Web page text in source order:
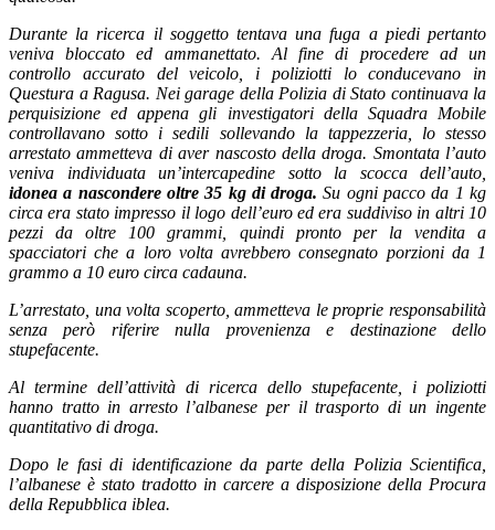
Durante la ricerca il soggetto tentava una fuga a piedi pertanto
veniva bloccato ed ammanettato. Al fine di procedere ad un
controllo accurato del veicolo, i poliziotti lo conducevano in
Questura a Ragusa. Nei garage della Polizia di Stato continuava la
perquisizione ed appena gli investigatori della Squadra Mobile
controllavano sotto i sedili sollevando la tappezzeria, lo stesso
arrestato ammetteva di aver nascosto della droga. Smontata l’auto
veniva individuata un’intercapedine sotto la scocca dell’auto,
idonea a nascondere oltre 35 kg di droga. Su ogni pacco da 1 kg
circa era stato impresso il logo dell’euro ed era suddiviso in altri 10
pezzi da oltre 100 grammi, quindi pronto per la vendita a
spacciatori che a loro volta avrebbero consegnato porzioni da 1
grammo a 10 euro circa cadauna.
L’arrestato, una volta scoperto, ammetteva le proprie responsabilità
senza però riferire nulla provenienza e destinazione dello
stupefacente.
Al termine dell’attività di ricerca dello stupefacente, i poliziotti
hanno tratto in arresto l’albanese per il trasporto di un ingente
quantitativo di droga.
Dopo le fasi di identificazione da parte della Polizia Scientifica,
l’albanese è stato tradotto in carcere a disposizione della Procura
della Repubblica iblea.